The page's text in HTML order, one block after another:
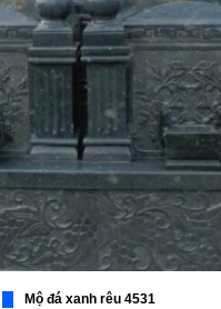
Mộ đá xanh rêu 4531